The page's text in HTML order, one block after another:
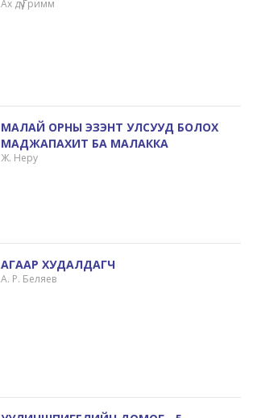
Ах дүү Гримм
МАЛАЙ ОРНЫ ЭЗЭНТ УЛСУУД БОЛОХ
МАДЖАПАХИТ БА МАЛАККА
Ж. Неру
АГААР ХУДАЛДАГЧ
А. Р. Беляев